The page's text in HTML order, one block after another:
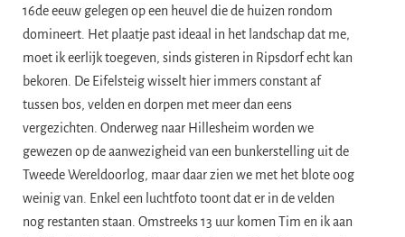
16de eeuw gelegen op een heuvel die de huizen rondom
domineert. Het plaatje past ideaal in het landschap dat me,
moet ik eerlijk toegeven, sinds gisteren in Ripsdorf echt kan
bekoren. De Eifelsteig wisselt hier immers constant af
tussen bos, velden en dorpen met meer dan eens
vergezichten. Onderweg naar Hillesheim worden we
gewezen op de aanwezigheid van een bunkerstelling uit de
Tweede Wereldoorlog, maar daar zien we met het blote oog
weinig van. Enkel een luchtfoto toont dat er in de velden
nog restanten staan. Omstreeks 13 uur komen Tim en ik aan